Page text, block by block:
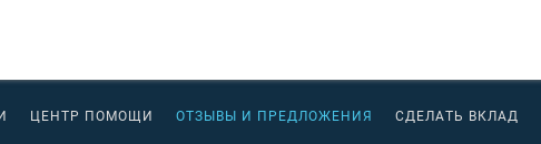
ЦЕНТР ПОМОЩИ ОТЗЫВЫ И ПРЕДЛОЖЕНИЯ СДЕЛАТЬ ВКЛАД